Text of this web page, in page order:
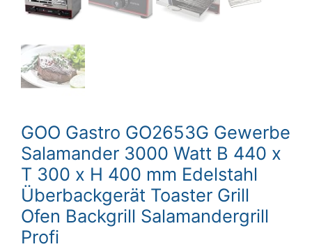
GOO Gastro GO2653G Gewerbe
Salamander 3000 Watt B 440 x
T 300 x H 400 mm Edelstahl
Überbackgerät Toaster Grill
Ofen Backgrill Salamandergrill
Profi